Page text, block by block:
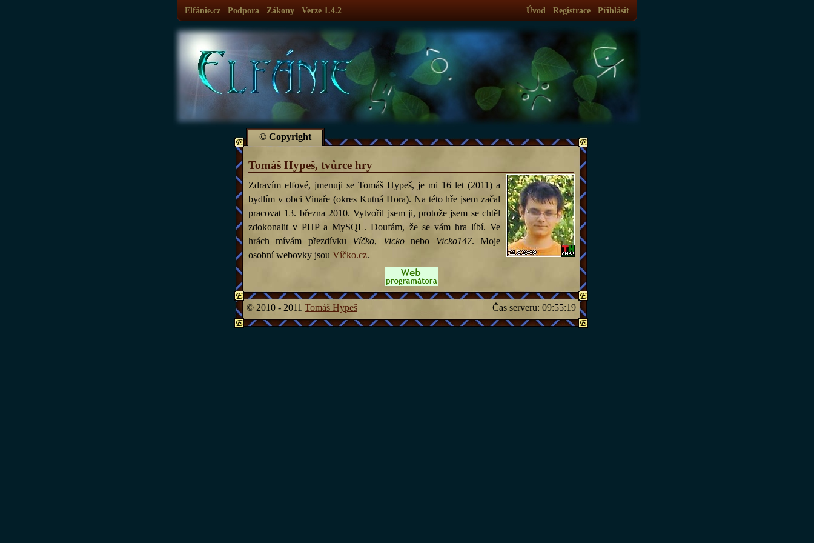
Elfánie.cz Podpora Zákony Verze 1.4.2 Úvod Registrace Přihlásit
© Copyright
Tomáš Hypeš, tvůrce hry
Zdravím elfové, jmenuji se Tomáš Hypeš, je mi 16 let (2011) a
bydlím v obci Vinaře (okres Kutná Hora). Na této hře jsem začal
pracovat 13. března 2010. Vytvořil jsem ji, protože jsem se chtěl
zdokonalit v PHP a MySQL. Doufám, že se vám hra líbí. Ve
hrách mívám přezdívku Víčko, Vickonebo Vicko147. Moje
osobní webovky jsou Víčko.cz.
Čas serveru: 09:55:19
© 2010 - 2011 Tomáš Hypeš